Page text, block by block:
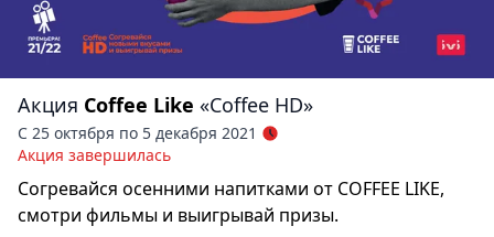
Акция Coffee Like «Coffee HD»
С 25 октября по 5 декабря 2021
Акция завершилась
Согревайся осенними напитками от COFFEE LIKE,
смотри фильмы и выигрывай призы.